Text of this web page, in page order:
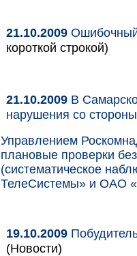
21.10.2009
короткой строкой)
21.10.2009 В
нарушения со
Управлением
плановые проверки
(систематическое
ТелеСистемы» и ОАО
19.10.2009
(Новости)